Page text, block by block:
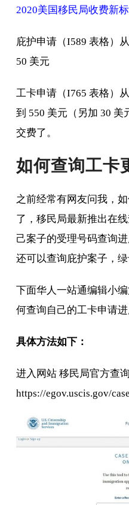
2020美国移民局收费新
庇护申请（I589 表格）
50 美元
工卡申请（I765 表格）
到 550 美元（另加 30
交费了。
如何查询工卡
之前经常有网友问我，
了，移民局最新推出在
己案子的受理号码查询
还可以查询庇护案子，
下面华人一站通编辑小
何查询自己的工卡申请进
具体方法如下：
进入网站 移民局官方查
https://egov.uscis.gov/